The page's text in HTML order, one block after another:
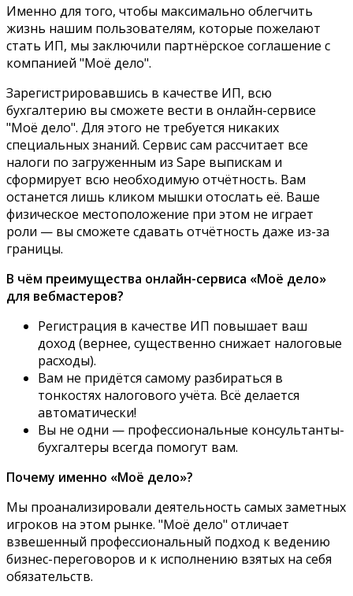
Именно для того, чтобы максимально облегчить
жизнь нашим пользователям, которые пожелают
стать ИП, мы заключили партнёрское соглашение с
компанией "Моё дело".
Зарегистрировавшись в качестве ИП, всю
бухгалтерию вы сможете вести в онлайн-сервисе
"Моё дело". Для этого не требуется никаких
специальных знаний. Сервис сам рассчитает все
налоги по загруженным из Sape выпискам и
сформирует всю необходимую отчётность. Вам
останется лишь кликом мышки отослать её. Ваше
физическое местоположение при этом не играет
роли — вы сможете сдавать отчётность даже из-за
границы.
В чём преимущества онлайн-сервиса «Моё дело»
для вебмастеров?
Регистрация в качестве ИП повышает ваш
доход (вернее, существенно снижает налоговые
расходы).
Вам не придётся самому разбираться в
тонкостях налогового учёта. Всё делается
автоматически!
Вы не одни — профессиональные консультанты-
бухгалтеры всегда помогут вам.
Почему именно «Моё дело»?
Мы проанализировали деятельность самых заметных
игроков на этом рынке. "Моё дело" отличает
взвешенный профессиональный подход к ведению
бизнес-переговоров и к исполнению взятых на себя
обязательств.